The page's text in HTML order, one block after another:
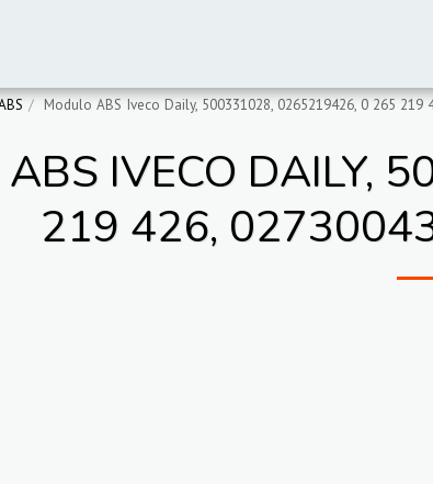
Modulo ABS Iveco Daily, 500331028, 0265219426, 0 265 219
ABS IVECO DAILY,
219 426,